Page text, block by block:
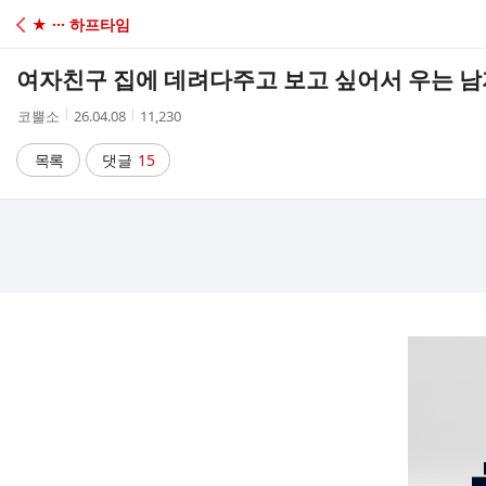
C
A
★ ··· 하프타임
여자친구 집에 데려다주고 보고 싶어서 우는
작
자
코뿔소
작
시
간
26.04.08
조
수
11,230
목록 댓글 15